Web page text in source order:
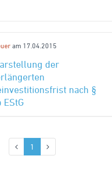
am 17.04.2015
der
nach §
EStG
1 (aktuell)